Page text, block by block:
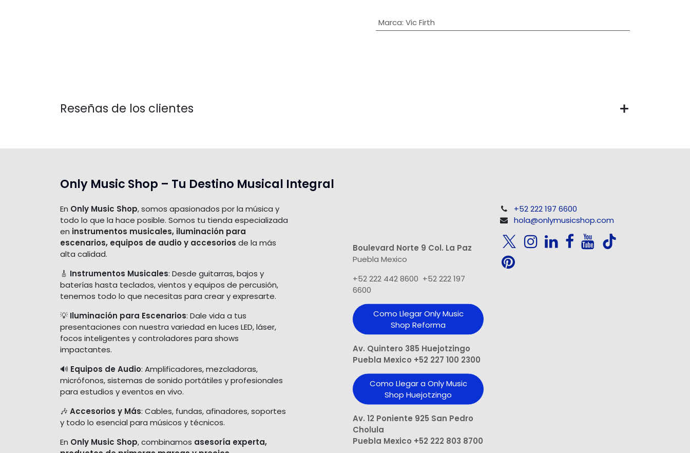
Marca: Vic Firth
Reseñas de los clientes
Only Music Shop – Tu Destino Musical Integral
En Only Music Shop, somos apasionados por la música y
todo lo que la hace posible. Somos tu tienda especializada
en instrumentos musicales, iluminación para
escenarios, equipos de audio y accesorios de la más
alta calidad.
🎸 Instrumentos Musicales: Desde guitarras, bajos y
baterías hasta teclados, vientos y equipos de percusión,
tenemos todo lo que necesitas para crear y expresarte.
💡 Iluminación para Escenarios: Dale vida a tus
presentaciones con nuestra variedad en luces LED, láser,
focos inteligentes y controladores para shows
impactantes.
🔊 Equipos de Audio: Amplificadores, mezcladoras,
micrófonos, sistemas de sonido portátiles y profesionales
para estudios y eventos en vivo.
🎶 Accesorios y Más: Cables, fundas, afinadores, soportes
y todo lo esencial para músicos y técnicos.
En Only Music Shop, combinamos asesoría experta,
Boulevard Norte 9 Col. La Paz
Puebla Mexico
+52 222 442 8600 +52 222 197
6600
Como Llegar Only Music
Shop​ Reforma
Av. Quintero 385 Huejotzingo
Puebla Mexico +52 227 100 2300
Como Llegar a Only Music
Shop Huejotzingo
Av. 12 Poniente 925 San Pedro
Cholula
Puebla Mexico +52 222 803 8700
+52 222 197 6600
hola@onlymusicshop.com